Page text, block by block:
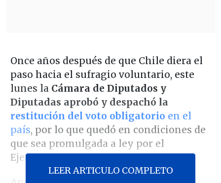
Once años después de que Chile diera el
paso hacia el sufragio voluntario, este
lunes la Cámara de Diputados y
Diputadas aprobó y despachó la
restitución del voto obligatorio en el
país, por lo que quedó en condiciones de
que sea promulgada a ley por el
Ejecutivo.
LEER ARTICULO COMPLETO